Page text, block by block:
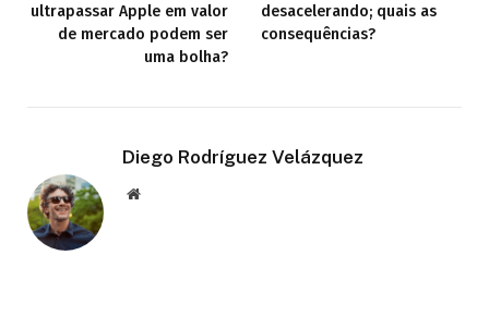
ultrapassar Apple em valor
de mercado podem ser
uma bolha?
desacelerando; quais as
consequências?
Diego Rodríguez Velázquez
Website